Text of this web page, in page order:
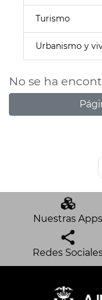
Turismo
Urbanismo y
No se ha
Nuestras Apps
Redes